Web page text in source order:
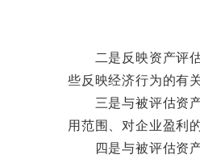
二是反映资产评估
些反映经济行为的有
三是与被评估资产
用范围、对企业盈利
四是与被评估资产